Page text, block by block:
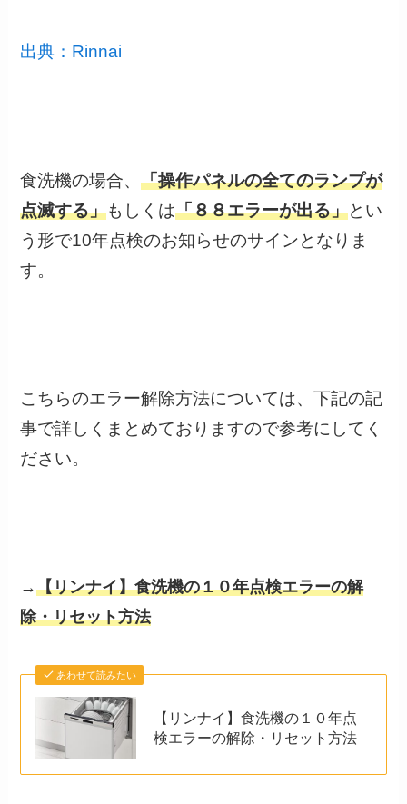
出典：Rinnai
食洗機の場合、「操作パネルの全てのランプが
点滅する」もしくは「８８エラーが出る」とい
う形で10年点検のお知らせのサインとなりま
す。
こちらのエラー解除方法については、下記の記
事で詳しくまとめておりますので参考にしてく
ださい。
→【リンナイ】食洗機の１０年点検エラーの解
除・リセット方法
あわせて読みたい
【リンナイ】食洗機の１０年点
検エラーの解除・リセット方法